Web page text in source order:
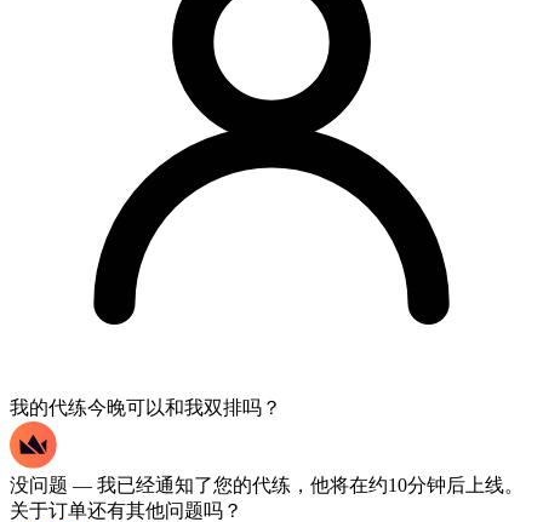
我的代练今晚可以和我双排吗？
没问题 — 我已经通知了您的代练，他将在约10分钟后上线。
关于订单还有其他问题吗？